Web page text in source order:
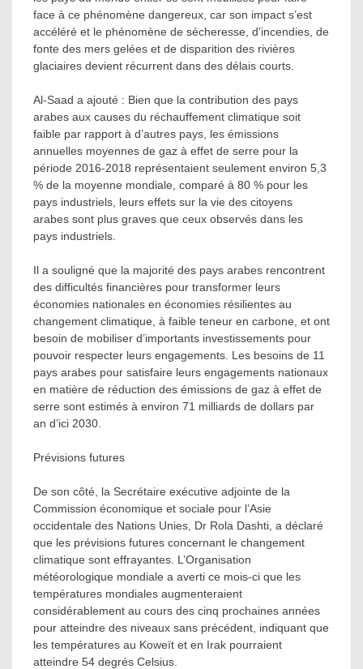
face à ce phénomène dangereux, car son impact s’est
accéléré et le phénomène de sécheresse, d’incendies, de
fonte des mers gelées et de disparition des rivières
glaciaires devient récurrent dans des délais courts.
Al-Saad a ajouté : Bien que la contribution des pays
arabes aux causes du réchauffement climatique soit
faible par rapport à d’autres pays, les émissions
annuelles moyennes de gaz à effet de serre pour la
période 2016-2018 représentaient seulement environ 5,3
% de la moyenne mondiale, comparé à 80 % pour les
pays industriels, leurs effets sur la vie des citoyens
arabes sont plus graves que ceux observés dans les
pays industriels.
Il a souligné que la majorité des pays arabes rencontrent
des difficultés financières pour transformer leurs
économies nationales en économies résilientes au
changement climatique, à faible teneur en carbone, et ont
besoin de mobiliser d’importants investissements pour
pouvoir respecter leurs engagements. Les besoins de 11
pays arabes pour satisfaire leurs engagements nationaux
en matière de réduction des émissions de gaz à effet de
serre sont estimés à environ 71 milliards de dollars par
an d’ici 2030.
Prévisions futures
De son côté, la Secrétaire exécutive adjointe de la
Commission économique et sociale pour l’Asie
occidentale des Nations Unies, Dr Rola Dashti, a déclaré
que les prévisions futures concernant le changement
climatique sont effrayantes. L’Organisation
météorologique mondiale a averti ce mois-ci que les
températures mondiales augmenteraient
considérablement au cours des cinq prochaines années
pour atteindre des niveaux sans précédent, indiquant que
les températures au Koweït et en Irak pourraient
atteindre 54 degrés Celsius.